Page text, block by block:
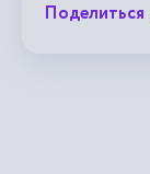
Поделиться